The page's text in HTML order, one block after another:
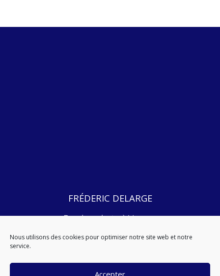
Nous utilisons des cookies pour optimiser notre site web et notre
service.
Accepter
FRÉDERIC DELARGE
Psychanalyste à Vannes
56000 Vannes.